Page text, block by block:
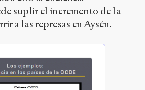
suplir el incremento de la
a las represas en Aysén.